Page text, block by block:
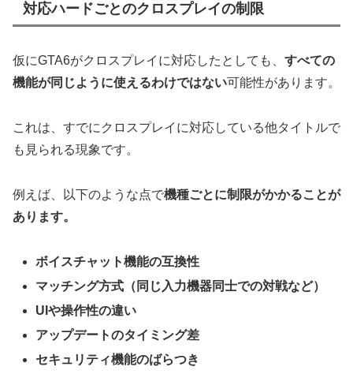
対応ハードごとのクロスプレイの制限
仮にGTA6がクロスプレイに対応したとしても、 すべての
機能が同じように使えるわけではない可能性があります。
これは、すでにクロスプレイに対応している他タイトルで
も見られる現象です。
例えば、以下のような点で機種ごとに制限がかかることが
あります。
ボイスチャット機能の互換性
マッチング方式（同じ入力機器同士での対戦など）
UIや操作性の違い
アップデートのタイミング差
セキュリティ機能のばらつき